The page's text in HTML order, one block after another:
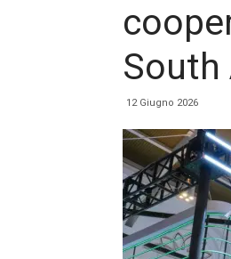
South
12 Giugno 2026